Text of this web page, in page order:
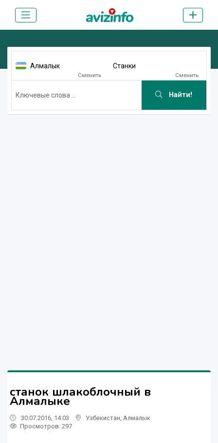
Алмалык
Сменить
Станки
Сменить
Найти!
станок шлакоблочный в
Алмалыке
30.07.2016, 14:03 Узбекистан Алмалык
Просмотров: 297